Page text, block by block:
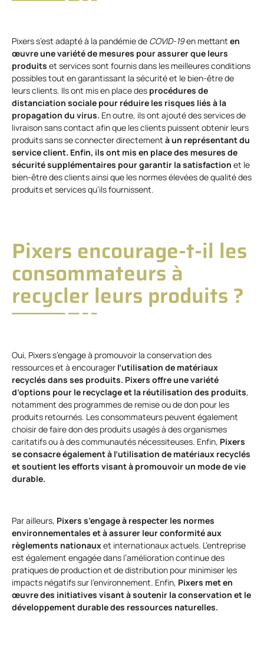
Pixers s’est adapté à la pandémie de COVID-19en mettant en
œuvre une variété de mesures pour assurer que leurs
produits et services sont fournis dans les meilleures conditions
possibles tout en garantissant la sécurité et le bien-être de
leurs clients. Ils ont mis en place des procédures de
distanciation sociale pour réduire les risques liés à la
propagation du virus. En outre, ils ont ajouté des services de
livraison sans contact afin que les clients puissent obtenir leurs
produits sans se connecter directement à un représentant du
service client. Enfin, ils ont mis en place des mesures de
sécurité supplémentaires pour garantir la satisfaction et le
bien-être des clients ainsi que les normes élevées de qualité des
produits et services qu’ils fournissent.
Pixers encourage-t-il les
consommateurs à
recycler leurs produits ?
Oui, Pixers s’engage à promouvoir la conservation des
ressources et à encourager l’utilisation de matériaux
recyclés dans ses produits. Pixers offre une variété
d’options pour le recyclage et la réutilisation des produits,
notamment des programmes de remise ou de don pour les
produits retournés. Les consommateurs peuvent également
choisir de faire don des produits usagés à des organismes
caritatifs ou à des communautés nécessiteuses. Enfin, Pixers
se consacre également à l’utilisation de matériaux recyclés
et soutient les efforts visant à promouvoir un mode de vie
durable.
Par ailleurs, Pixers s’engage à respecter les normes
environnementales et à assurer leur conformité aux
règlements nationauxet internationaux actuels. L’entreprise
est également engagée dans l’amélioration continue des
pratiques de production et de distribution pour minimiser les
impacts négatifs sur l’environnement. Enfin, Pixers met en
œuvre des initiatives visant à soutenir la conservation et le
développement durable des ressources naturelles.